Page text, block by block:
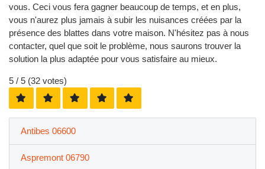
vous. Ceci vous fera gagner beaucoup de temps, et en plus,
vous n'aurez plus jamais à subir les nuisances créées par la
présence des blattes dans votre maison. N'hésitez pas à nous
contacter, quel que soit le problème, nous saurons trouver la
solution la plus adaptée pour vous satisfaire au mieux.
5 / 5 (32 votes)
Antibes 06600
Aspremont 06790